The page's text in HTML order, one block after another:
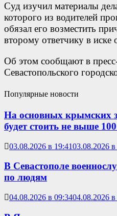
Суд изучил материалы
которого из водителей
обязал его возместить
второму ответчику в иске
Об этом сообщают в
Севастопольского
Популярные новости
На основных крымских
будет стоить не выше
03.08.2026 в 19:4103.08.2026
В Севастополе
по людям
04.08.2026 в 09:3404.08.2026